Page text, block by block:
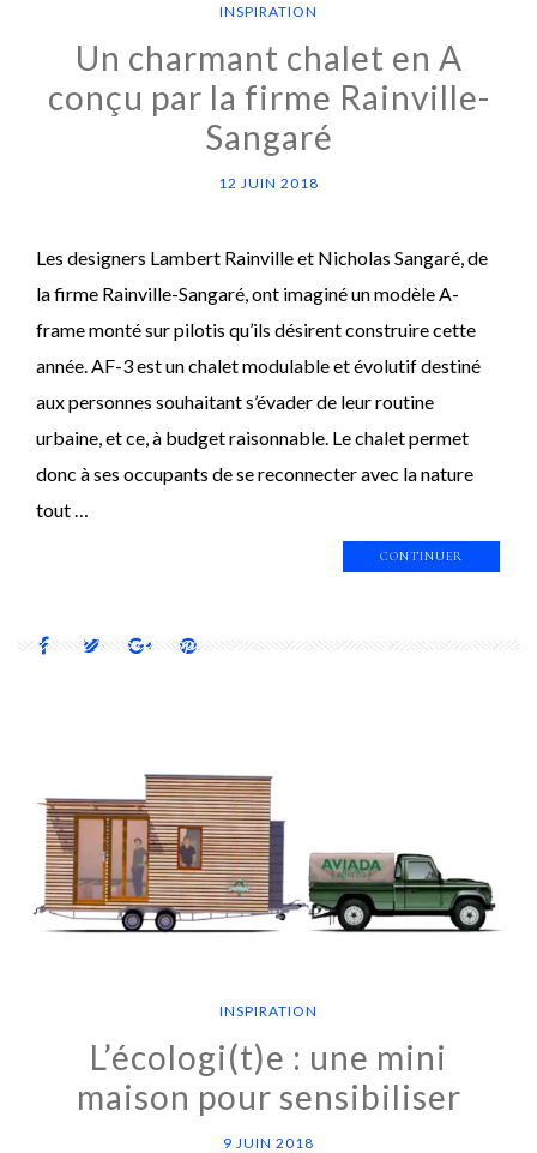
INSPIRATION
Un charmant chalet en A
conçu par la firme Rainville-
Sangaré
12 JUIN 2018
Les designers Lambert Rainville et Nicholas Sangaré, de
la firme Rainville-Sangaré, ont imaginé un modèle A-
frame monté sur pilotis qu’ils désirent construire cette
année. AF-3 est un chalet modulable et évolutif destiné
aux personnes souhaitant s’évader de leur routine
urbaine, et ce, à budget raisonnable. Le chalet permet
donc à ses occupants de se reconnecter avec la nature
tout …
CONTINUER
INSPIRATION
L’écologi(t)e : une mini
maison pour sensibiliser
9 JUIN 2018